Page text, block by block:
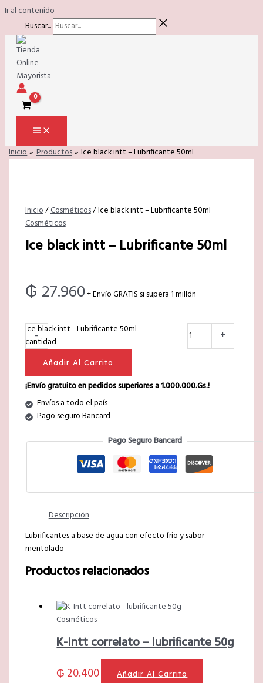
Ir al contenido
Buscar...
Inicio Productos Ice black intt – Lubrificante 50ml
Inicio/Cosméticos/ Ice black intt – Lubrificante 50ml
Cosméticos
Ice black intt – Lubrificante 50ml
₲ 27.960+ Envío GRATIS si supera 1 millón
-
Ice black intt - Lubrificante 50ml
cantidad
+
Añadir Al Carrito
¡Envío gratuito en pedidos superiores a 1.000.000.Gs.!
Envíos a todo el país
Pago seguro Bancard
Pago Seguro Bancard
Descripción
Lubrificantes a base de agua con efecto frio y sabor
mentolado
Productos relacionados
Cosméticos
K-Intt correlato – lubrificante 50g
₲ 20.400 Añadir Al Carrito